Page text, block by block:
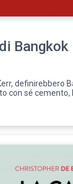
Bangkok
definirebbero
con sé cemento,